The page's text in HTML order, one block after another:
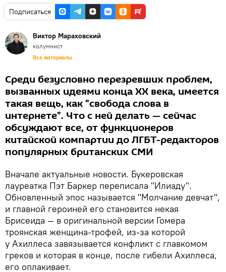
Подписаться
Виктор Мараховский
колумнист
Все материалы
Среди безусловно перезревших проблем,
вызванных идеями конца XX века, имеется
такая вещь, как "свобода слова в
интернете". Что с ней делать — сейчас
обсуждают все, от функционеров
китайской компартии до ЛГБТ-редакторов
популярных британских СМИ
Вначале актуальные новости. Букеровская
лауреатка Пэт Баркер переписала "Илиаду".
Обновленный эпос называется "Молчание девчат",
и главной героиней его становится некая
Брисеида — в оригинальной версии Гомера
троянская женщина-трофей, из-за которой
у Ахиллеса завязывается конфликт с главкомом
греков и которая в конце, после гибели Ахиллеса,
его оплакивает.